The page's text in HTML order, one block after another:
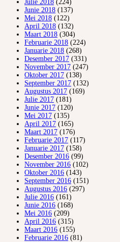
Julie 2018 (224)
Junie 2018 (137)
Mei 2018 (122)
April 2018 (132)
Maart 2018 (304)
Februarie 2018 (224)
Januarie 2018 (268)
Desember 2017 (331)
November 2017 (247)
Oktober 2017 (138)
September 2017 (132)
Augustus 2017 (169)
Julie 2017 (181)
Junie 2017 (120)
Mei 2017 (135)
April 2017 (165)
Maart 2017 (176)
Februarie 2017 (117)
Januarie 2017 (158)
Desember 2016 (99)
November 2016 (102)
Oktober 2016 (143)
September 2016 (151)
Augustus 2016 (297)
Julie 2016 (161)
Junie 2016 (168)
Mei 2016 (209)
April 2016 (315)
Maart 2016 (155)
Februarie 2016 (81)